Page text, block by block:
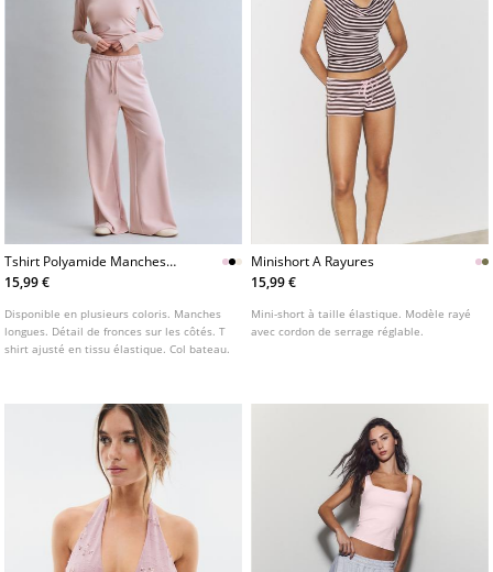
Tshirt Polyamide Manches
Longues Fronce
15,99 €
Disponible en plusieurs coloris. Manches
longues. Détail de fronces sur les côtés. T
shirt ajusté en tissu élastique. Col bateau.
Minishort A Rayures
15,99 €
Mini-short à taille élastique. Modèle rayé
avec cordon de serrage réglable.